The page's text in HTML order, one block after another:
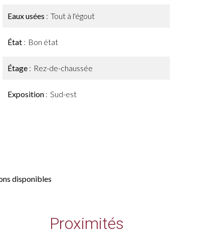
Eaux usées Tout à l'égout
État Bon état
Étage Rez-de-chaussée
Exposition Sud-est
disponibles
Proximités